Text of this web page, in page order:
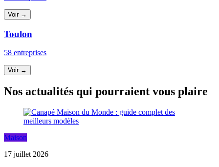
Voir →
Toulon
58 entreprises
Voir →
Nos actualités qui pourraient vous plaire
Maison
17 juillet 2026